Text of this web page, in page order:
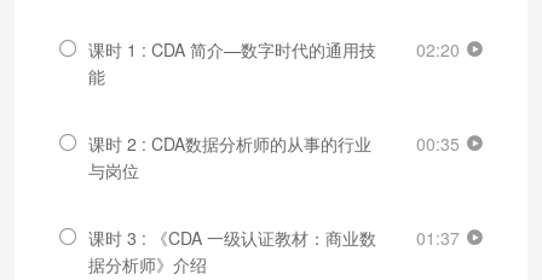
课时 1 : CDA 简介—数字时代的通用技
能
02:20
课时 2 : CDA数据分析师的从事的行业
与岗位
00:35
课时 3 : 《CDA 一级认证教材：商业数
据分析师》介绍
01:37